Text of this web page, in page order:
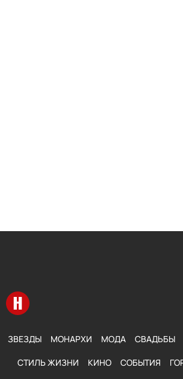
Перейти на главную
ЗВЕЗДЫ МОНАРХИ МОДА СВАДЬБЫ
СТИЛЬ ЖИЗНИ КИНО СОБЫТИЯ